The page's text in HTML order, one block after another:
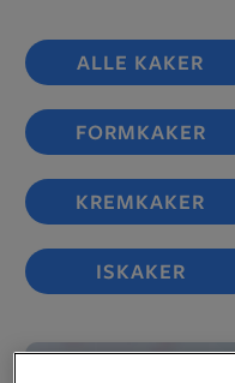
ALLE KAKER
FORMKAKER
KREMKAKER
ISKAKER